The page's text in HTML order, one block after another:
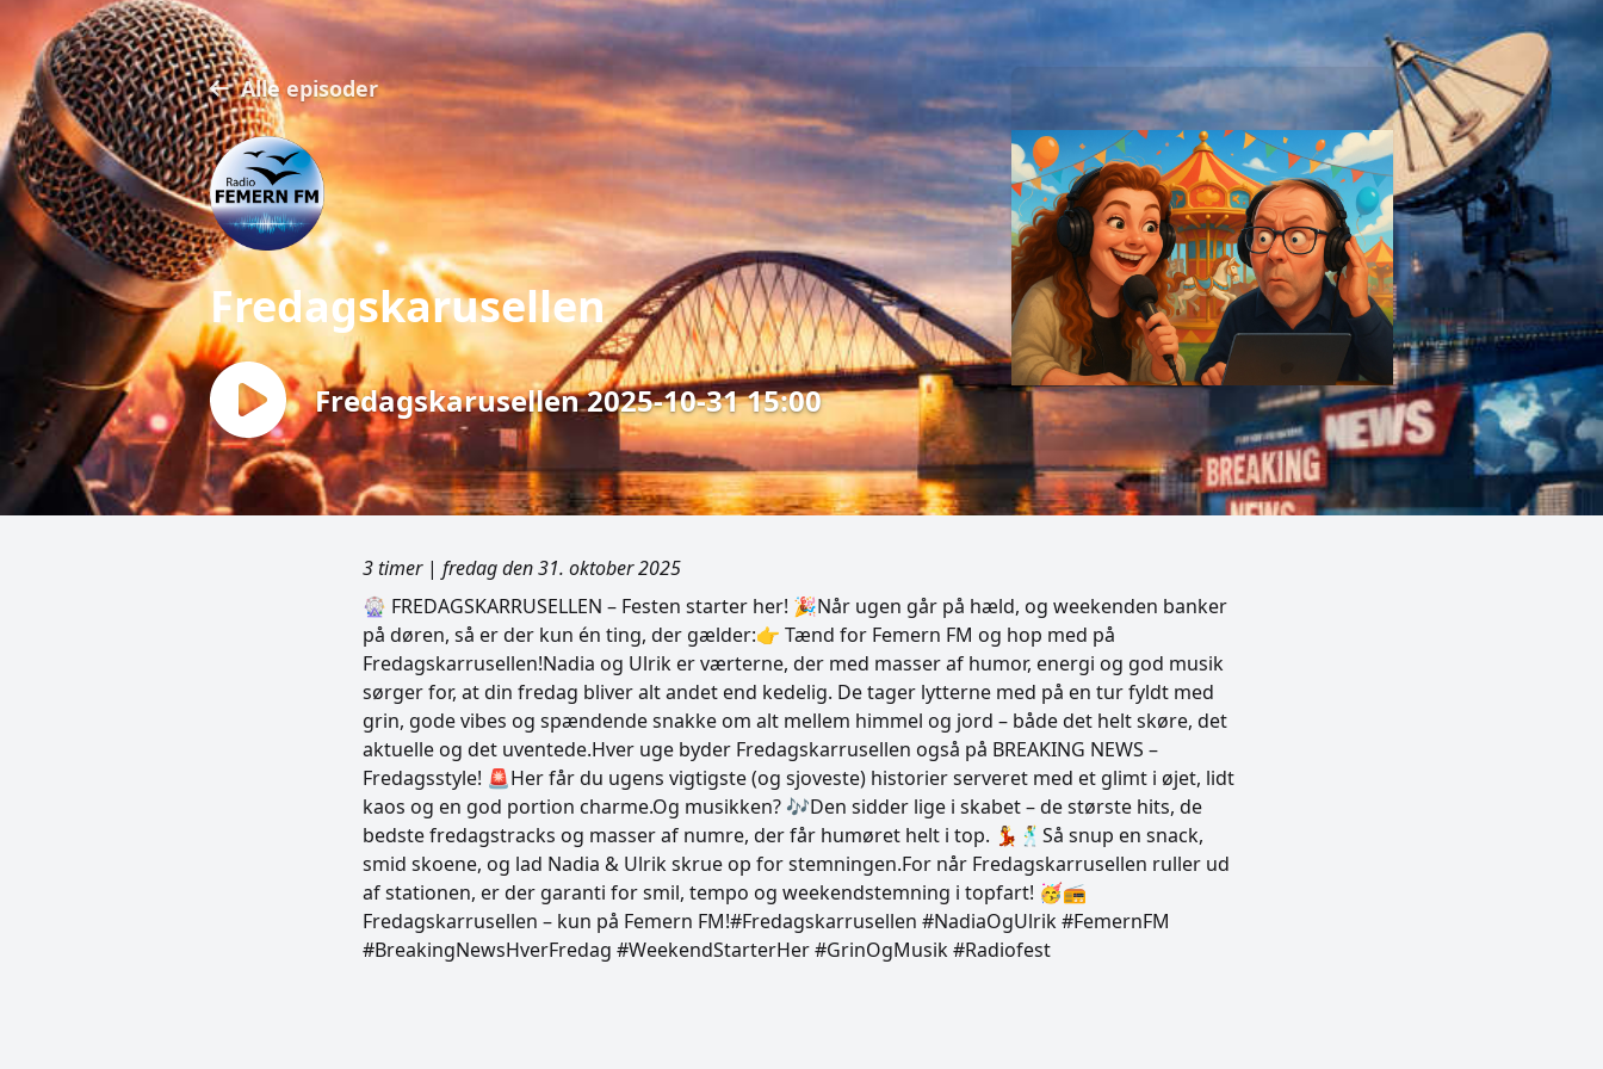
Alle episoder
Fredagskarusellen
Fredagskarusellen 2025-10-31 15:00
3 timer| fredag den 31. oktober 2025
🎡 FREDAGSKARRUSELLEN – Festen starter her! 🎉Når ugen går på hæld, og weekenden banker
på døren, så er der kun én ting, der gælder:👉 Tænd for Femern FM og hop med på
Fredagskarrusellen!Nadia og Ulrik er værterne, der med masser af humor, energi og god musik
sørger for, at din fredag bliver alt andet end kedelig. De tager lytterne med på en tur fyldt med
grin, gode vibes og spændende snakke om alt mellem himmel og jord – både det helt skøre, det
aktuelle og det uventede.Hver uge byder Fredagskarrusellen også på BREAKING NEWS –
Fredagsstyle! 🚨Her får du ugens vigtigste (og sjoveste) historier serveret med et glimt i øjet, lidt
kaos og en god portion charme.Og musikken? 🎶Den sidder lige i skabet – de største hits, de
bedste fredagstracks og masser af numre, der får humøret helt i top. 💃🕺Så snup en snack,
smid skoene, og lad Nadia & Ulrik skrue op for stemningen.For når Fredagskarrusellen ruller ud
af stationen, er der garanti for smil, tempo og weekendstemning i topfart! 🥳📻
Fredagskarrusellen – kun på Femern FM!#Fredagskarrusellen #NadiaOgUlrik #FemernFM
#BreakingNewsHverFredag #WeekendStarterHer #GrinOgMusik #Radiofest